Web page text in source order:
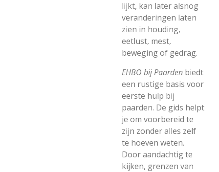
lijkt, kan later alsnog
veranderingen laten
zien in houding,
eetlust, mest,
beweging of gedrag.
EHBO bij Paarden biedt
een rustige basis voor
eerste hulp bij
paarden. De gids helpt
je om voorbereid te
zijn zonder alles zelf
te hoeven weten.
Door aandachtig te
kijken, grenzen van